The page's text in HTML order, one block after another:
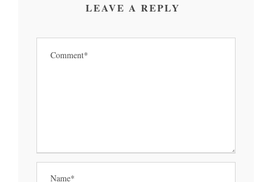
LEAVE A REPLY